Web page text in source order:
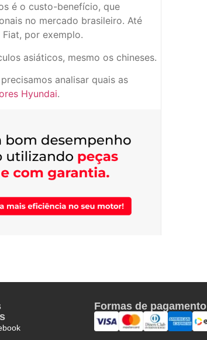
é o custo-benefício, que
no mercado brasileiro. Até
por exemplo.
asiáticos, mesmo os chineses.
analisar quais as
Hyundai.
Formas de pagamento